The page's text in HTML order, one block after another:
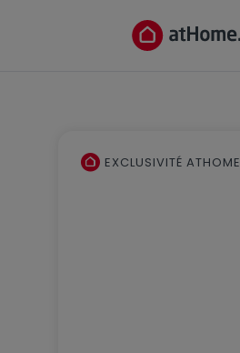
EXCLUSIVITÉ ATHOME